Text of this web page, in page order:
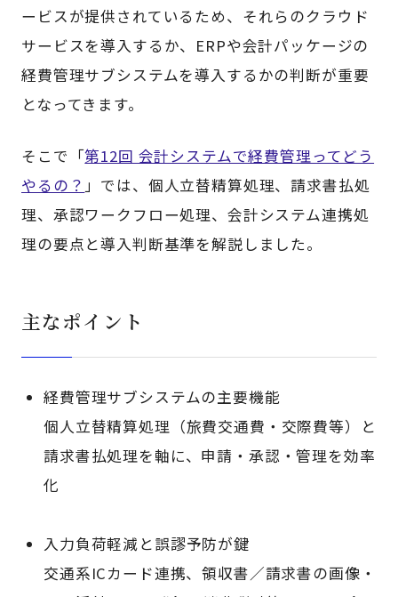
ービスが提供されているため、それらのクラウド
サービスを導入するか、ERPや会計パッケージの
経費管理サブシステムを導入するかの判断が重要
となってきます。
そこで「第12回 会計システムで経費管理ってどう
やるの？ 」では、個人立替精算処理、請求書払処
理、承認ワークフロー処理、会計システム連携処
理の要点と導入判断基準を解説しました。
主なポイント
経費管理サブシステムの主要機能
個人立替精算処理（旅費交通費・交際費等）と
請求書払処理を軸に、申請・承認・管理を効率
化
入力負荷軽減と誤謬予防が鍵
交通系ICカード連携、領収書／請求書の画像・